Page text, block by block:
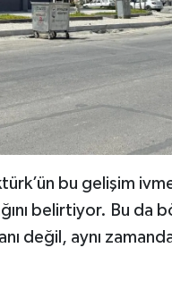
bu gelişim
belirtiyor. Bu da
değil, aynı